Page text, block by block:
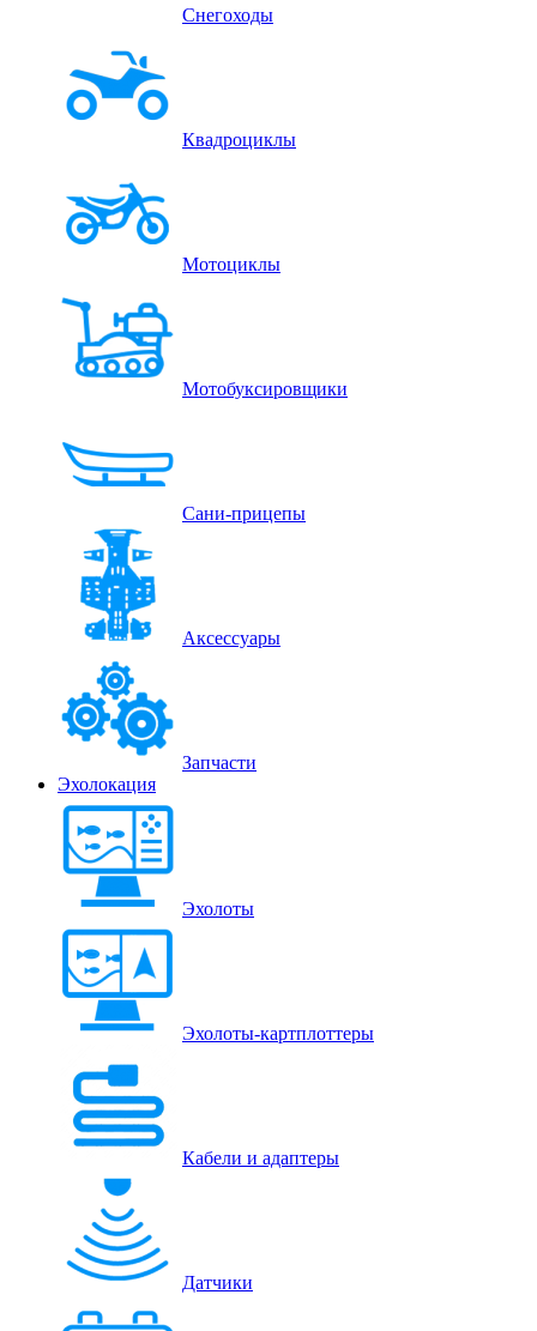
Снегоходы
Квадроциклы
Мотоциклы
Мотобуксировщики
Сани-прицепы
Аксессуары
Запчасти
Эхолокация
Эхолоты
Эхолоты-картплоттеры
Кабели и адаптеры
Датчики